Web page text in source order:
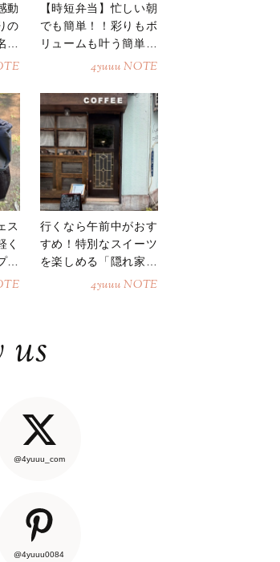
動
の
【時短弁当】忙しい朝
でも簡単！！彩りもボ
リュームも叶う簡単そ
4yuuu NOTE
ス
く
行くなら午前中がおす
すめ！特別なスイーツ
を楽しめる「隠れ家カ
4yuuu NOTE
@4yuuu_com
@4yuuu0084